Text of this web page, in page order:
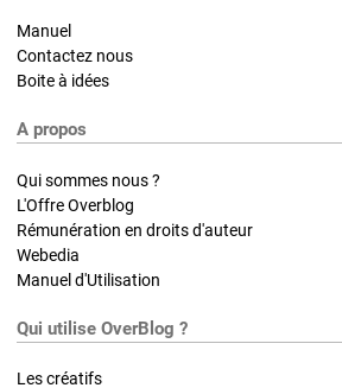
Manuel
Contactez nous
Boite à idées
A propos
Qui sommes nous ?
L'Offre Overblog
Rémunération en droits d'auteur
Webedia
Manuel d'Utilisation
Qui utilise OverBlog ?
Les créatifs